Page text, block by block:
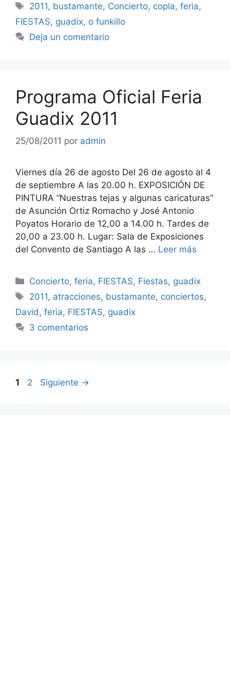
Etiquetas
2011, bustamante, Concierto, copla,feria,
FIESTAS, guadix, o funkillo
Deja un comentario
Programa Oficial Feria
Guadix 2011
25/08/2011 por admin
Viernes día 26 de agosto Del 26 de agosto al 4
de septiembre A las 20.00 h. EXPOSICIÓN DE
PINTURA “Nuestras tejas y algunas caricaturas”
de Asunción Ortiz Romacho y José Antonio
Poyatos Horario de 12,00 a 14.00 h. Tardes de
20,00 a 23.00 h. Lugar: Sala de Exposiciones
del Convento de Santiago A las … Leer más
Categorías
Concierto,feria, FIESTAS, Fiestas, guadix
Etiquetas
2011, atracciones, bustamante, conciertos,
David, feria, FIESTAS, guadix
3 comentarios
Página
1 Página
2 Siguiente →